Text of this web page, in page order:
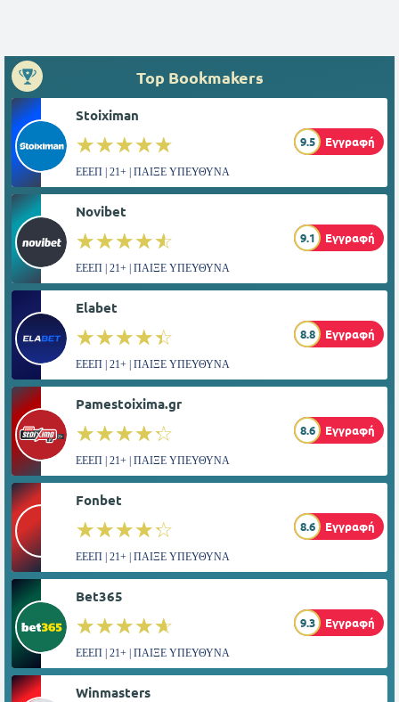
Top Bookmakers
Stoiximan
☆☆☆☆☆
★★★★★ 9.5 Εγγραφή
ΕΕΕΠ | 21+ | ΠΑΙΞΕ ΥΠΕΥΘΥΝΑ
Novibet
☆☆☆☆☆
★★★★★ 9.1 Εγγραφή
ΕΕΕΠ | 21+ | ΠΑΙΞΕ ΥΠΕΥΘΥΝΑ
Elabet
☆☆☆☆☆
★★★★★ 8.8 Εγγραφή
ΕΕΕΠ | 21+ | ΠΑΙΞΕ ΥΠΕΥΘΥΝΑ
Pamestoixima.gr
☆☆☆☆☆
★★★★★ 8.6 Εγγραφή
ΕΕΕΠ | 21+ | ΠΑΙΞΕ ΥΠΕΥΘΥΝΑ
Fonbet
☆☆☆☆☆
★★★★★ 8.6 Εγγραφή
ΕΕΕΠ | 21+ | ΠΑΙΞΕ ΥΠΕΥΘΥΝΑ
Bet365
☆☆☆☆☆
★★★★★ 9.3 Εγγραφή
ΕΕΕΠ | 21+ | ΠΑΙΞΕ ΥΠΕΥΘΥΝΑ
Winmasters